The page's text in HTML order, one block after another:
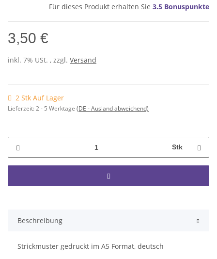
Für dieses Produkt erhalten Sie 3.5 Bonuspunkte
3,50 €
inkl. 7% USt. , zzgl. Versand
2 Stk Auf Lager
Lieferzeit:2 - 5 Werktage (DE - Ausland abweichend)
Stk
Beschreibung
Strickmuster gedruckt im A5 Format, deutsch